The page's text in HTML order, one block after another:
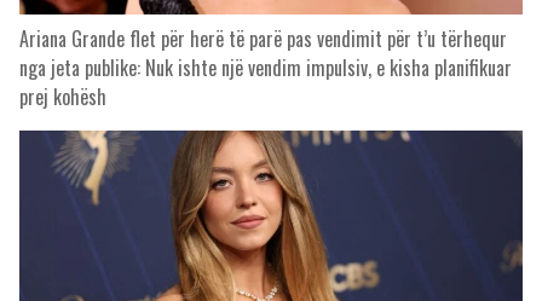
Ariana Grande flet për herë të parë pas vendimit për t’u tërhequr
nga jeta publike: Nuk ishte një vendim impulsiv, e kisha planifikuar
prej kohësh